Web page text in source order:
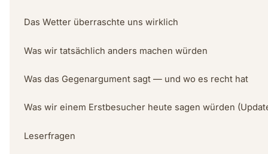
Das Wetter überraschte uns wirklich
Was wir tatsächlich anders machen würden
Was das Gegenargument sagt — und wo es recht hat
Was wir einem Erstbesucher heute sagen würden
Leserfragen